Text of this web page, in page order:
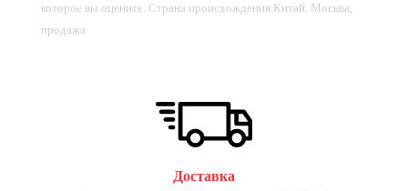
которое вы оцените. Страна происхождения Китай. Москва,
продажа
Доставка